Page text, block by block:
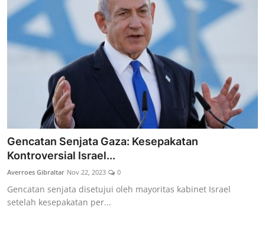
Gencatan Senjata Gaza: Kesepakatan
Kontroversial Israel...
Averroes Gibraltar Nov 22, 2023 0
Gencatan senjata disetujui oleh mayoritas kabinet Israel
setelah kesepakatan per...